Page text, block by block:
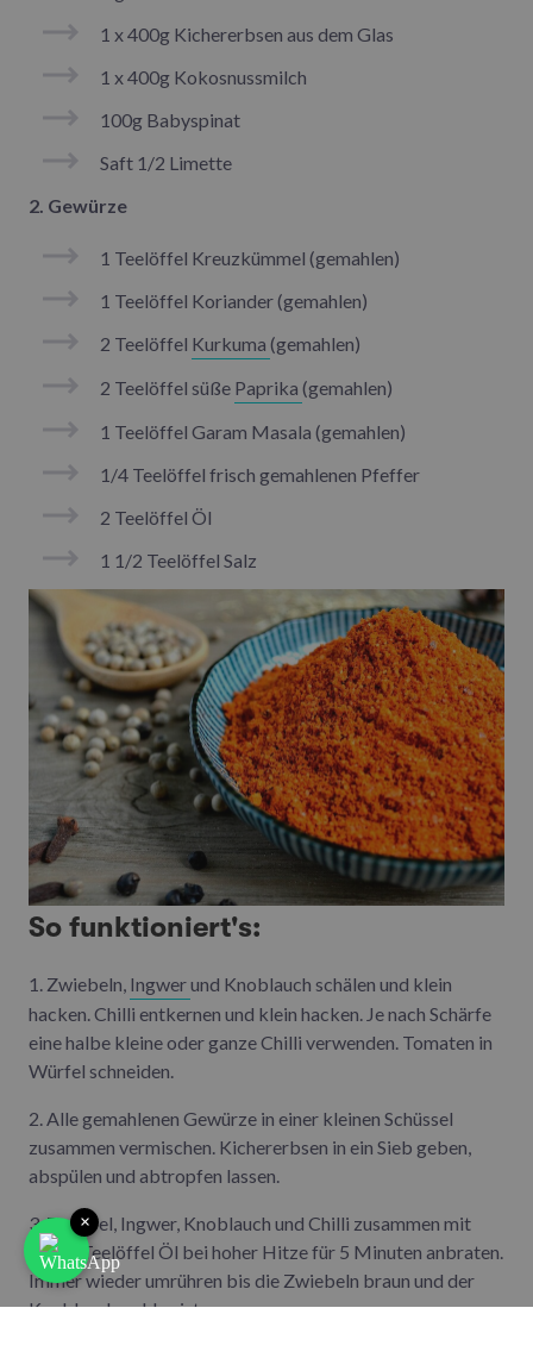
1 x 400g Kichererbsen aus dem Glas
1 x 400g Kokosnussmilch
100g Babyspinat
Saft 1/2 Limette
2. Gewürze
1 Teelöffel Kreuzkümmel (gemahlen)
1 Teelöffel Koriander (gemahlen)
2 Teelöffel Kurkuma (gemahlen)
2 Teelöffel süße Paprika (gemahlen)
1 Teelöffel Garam Masala (gemahlen)
1/4 Teelöffel frisch gemahlenen Pfeffer
2 Teelöffel Öl
1 1/2 Teelöffel Salz
So funktioniert's:
1. Zwiebeln, Ingwerund Knoblauch schälen und klein
hacken. Chilli entkernen und klein hacken. Je nach Schärfe
eine halbe kleine oder ganze Chilli verwenden. Tomaten in
Würfel schneiden.
2. Alle gemahlenen Gewürze in einer kleinen Schüssel
zusammen vermischen. Kichererbsen in ein Sieb geben,
abspülen und abtropfen lassen.
3. Zwiebel, Ingwer, Knoblauch und Chilli zusammen mit
einem Teelöffel Öl bei hoher Hitze für 5 Minuten anbraten.
Immer wieder umrühren bis die Zwiebeln braun und der
Knoblauch golden ist.
×